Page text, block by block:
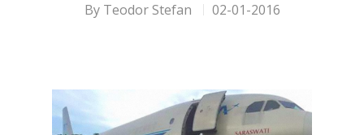
By Teodor Stefan 02-01-2016